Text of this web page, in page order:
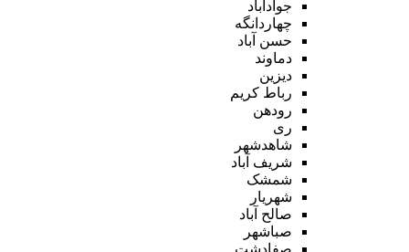
جوادآباد
چهاردانگه
حسن آباد
دماوند
دیزین
رباط کریم
رودهن
ری
شاهدشهر
شریف آباد
شمشک
شهریار
صالح آباد
صباشهر
صفادشت